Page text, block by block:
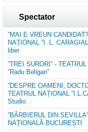
Spectator
”MAI E VREUN
NAȚIONAL ”I. L.
liber
”TREI SURORI” -
”Radu Beligan”
”DESPRE OAMENI,
TEATRUL NAȚIONAL
Studio
”BĂRBIERUL DIN
NAȚIONALĂ BUCUREȘTI